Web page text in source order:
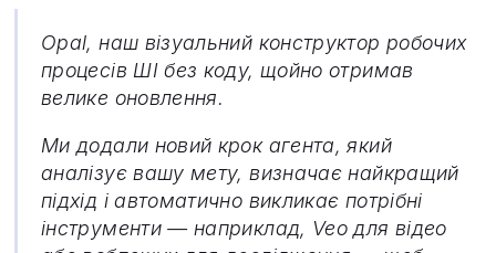
Opal, наш візуальний конструктор робочих
процесів ШІ без коду, щойно отримав
велике оновлення.
Ми додали новий крок агента, який
аналізує вашу мету, визначає найкращий
підхід і автоматично викликає потрібні
інструменти — наприклад, Veo для відео